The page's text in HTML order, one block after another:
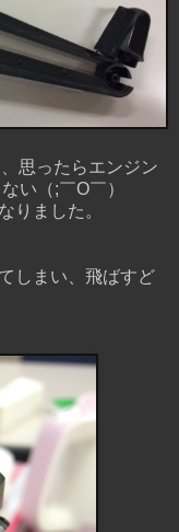
思ったらエンジン
い（;￣O￣）
りました。
しまい、飛ばすど